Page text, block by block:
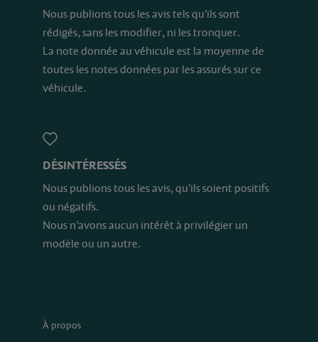
Nous publions tous les avis tels qu’ils sont
rédigés, sans les modifier, ni les tronquer.
La note donnée au véhicule est la moyenne de
toutes les notes données par les assurés sur ce
véhicule.
DÉSINTÉRESSÉS
Nous publions tous les avis, qu’ils soient positifs
ou négatifs.
Nous n’avons aucun intérêt à privilégier un
modèle ou un autre.
À propos